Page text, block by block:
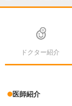
ドクター紹介
医師紹介